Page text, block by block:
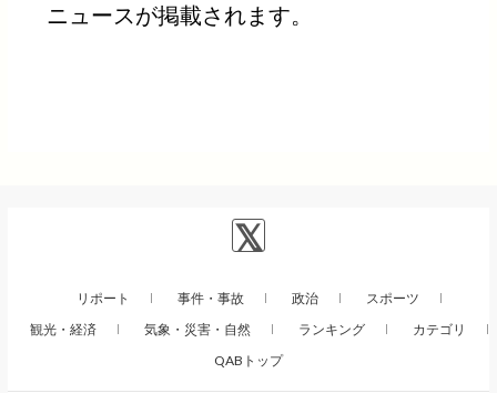
ニュースが掲載されます。
リポート 事件・事故 政治
スポーツ
観光・経済
気象・災害・自然 ランキング
カテゴリ
QABトップ